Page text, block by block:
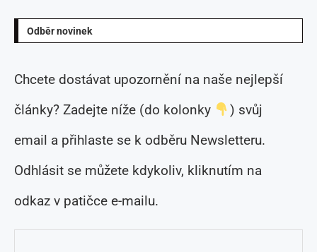
Odběr novinek
Chcete dostávat upozornění na naše nejlepší
články? Zadejte níže (do kolonky
) svůj
email a přihlaste se k odběru Newsletteru.
Odhlásit se můžete kdykoliv, kliknutím na
odkaz v patičce e-mailu.